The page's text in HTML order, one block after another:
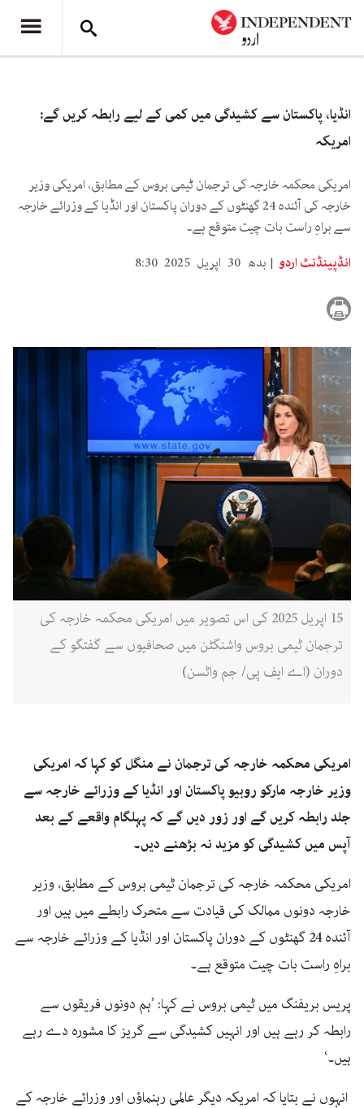
انڈیا، پاکستان سے کشیدگی میں کمی کے لیے رابطہ کریں گے:
امریکہ
امریکی محکمہ خارجہ کی ترجمان ٹیمی بروس کے مطابق، امریکی وزیر
خارجہ کی آئندہ 24 گھنٹوں کے دوران پاکستان اور انڈیا کے وزرائے خارجہ
سے براہِ راست بات چیت متوقع ہے۔
انڈپینڈنٹ اردو
بدھ 30 اپریل 2025 8:30
15 اپریل 2025 کی اس تصویر میں امریکی محکمہ خارجہ کی
ترجمان ٹیمی بروس واشنگٹن میں صحافیوں سے گفتگو کے
دوران (اے ایف پی/ جم واٹسن)
امریکی محکمہ خارجہ کی ترجمان نے منگل کو کہا کہ امریکی
وزیر خارجہ مارکو روبیو پاکستان اور انڈیا کے وزرائے خارجہ سے
جلد رابطہ کریں گے اور زور دیں گے کہ پہلگام واقعے کے بعد
آپس میں کشیدگی کو مزید نہ بڑھنے دیں۔
امریکی محکمہ خارجہ کی ترجمان ٹیمی بروس کے مطابق، وزیر
خارجہ دونوں ممالک کی قیادت سے متحرک رابطے میں ہیں اور
آئندہ 24 گھنٹوں کے دوران پاکستان اور انڈیا کے وزرائے خارجہ سے
براہِ راست بات چیت متوقع ہے۔
پریس بریفنگ میں ٹیمی بروس نے کہا: ’ہم دونوں فریقوں سے
رابطہ کر رہے ہیں اور انہیں کشیدگی سے گریز کا مشورہ دے رہے
ہیں۔‘
انہوں نے بتایا کہ امریکہ دیگر عالمی رہنماؤں اور وزرائے خارجہ کے